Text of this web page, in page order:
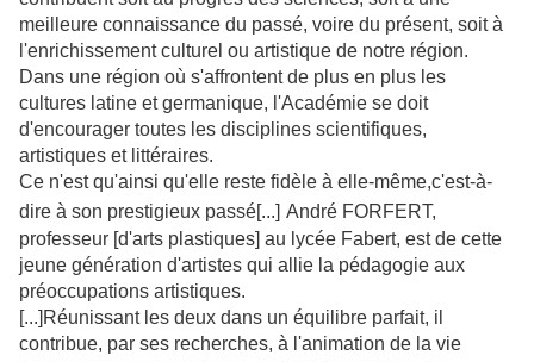
meilleure connaissance du passé, voire du présent, soit à
l'enrichissementculturel ou artistique de notre région.
Dans une région où s'affrontent de plus en plus les
cultures latine et germanique, l'Académie se doit
d'encourager toutes les disciplines scientifiques,
artistiques et littéraires.
Ce n'est qu'ainsi qu'elle reste fidèle à elle-même,c'est-à-
dire à son prestigieux passé[...] André FORFERT,
professeur [d'arts plastiques] au lycée Fabert, est de cette
jeune génération d'artistes qui allie la pédagogie aux
préoccupations artistiques.
[...]Réunissant les deux dans un équilibre parfait, il
contribue, par ses recherches, à l'animation de la vie